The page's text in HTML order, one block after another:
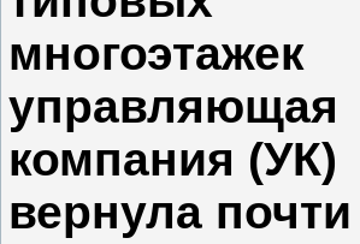
многоэтажек
управляющая
компания (УК)
вернула почти